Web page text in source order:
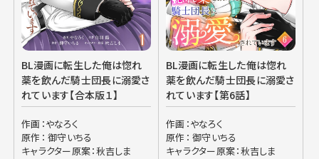
BL漫画に転生した俺は惚れ
薬を飲んだ騎士団長に溺愛さ
れています【合本版１】
作画：やなろく
原作： 御守いちる
キャラクター原案：秋吉しま
BL漫画に転生した俺は惚れ
薬を飲んだ騎士団長に溺愛さ
れています【第6話】
作画：やなろく
原作： 御守いちる
キャラクター原案：秋吉しま